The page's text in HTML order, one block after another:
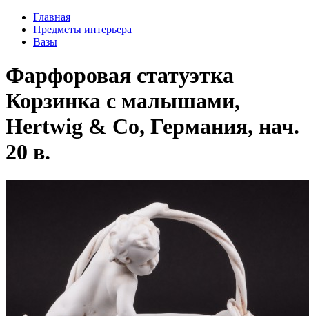
Главная
Предметы интерьера
Вазы
Фарфоровая статуэтка
Корзинка с малышами,
Hertwig & Co, Германия, нач.
20 в.